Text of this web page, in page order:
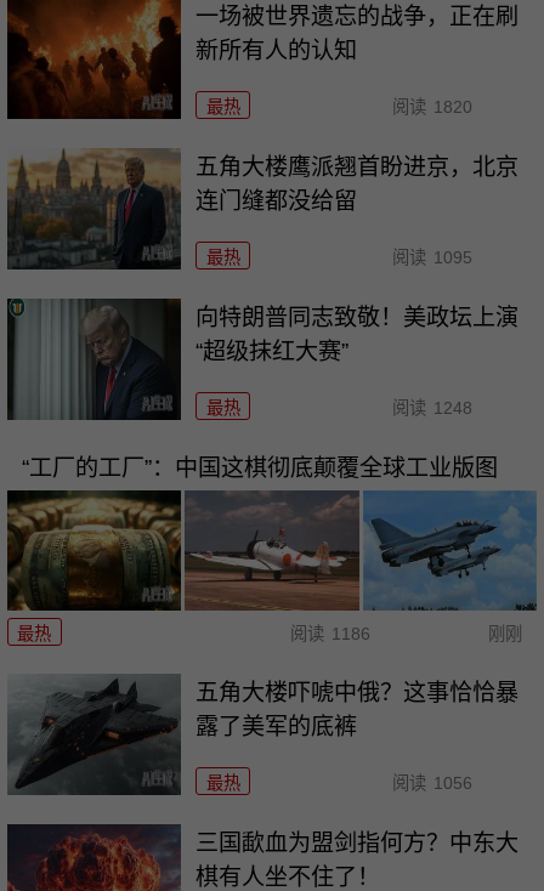
一场被世界遗忘的战争，正在刷
新所有人的认知
最热 阅读 1820
五角大楼鹰派翘首盼进京，北京
连门缝都没给留
最热 阅读 1095
向特朗普同志致敬！美政坛上演
“超级抹红大赛”
最热 阅读 1248
“工厂的工厂”：中国这棋彻底颠覆全球工业版图
最热 阅读 1186 刚刚
五角大楼吓唬中俄？这事恰恰暴
露了美军的底裤
最热 阅读 1056
三国歃血为盟剑指何方？中东大
棋有人坐不住了！